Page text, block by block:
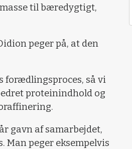
til bæredygtigt,
peger på, at den
forædlingsproces, så vi
proteinindhold og
gavn af samarbejdet,
Man peger eksempelvis